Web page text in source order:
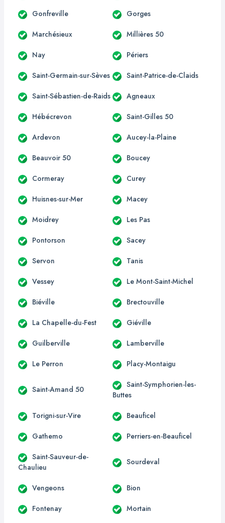
Gonfreville Gorges
Marchésieux Millières 50
Nay Périers
Saint-Germain-sur-Sèves Saint-Patrice-de-Claids
Saint-Sébastien-de-Raids Agneaux
Hébécrevon Saint-Gilles 50
Ardevon Aucey-la-Plaine
Beauvoir 50 Boucey
Cormeray Curey
Huisnes-sur-Mer Macey
Moidrey Les Pas
Pontorson Sacey
Servon Tanis
Vessey Le Mont-Saint-Michel
Biéville Brectouville
La Chapelle-du-Fest Giéville
Guilberville Lamberville
Le Perron Placy-Montaigu
Saint-Amand 50
Saint-Symphorien-les-
Buttes
Torigni-sur-Vire Beauficel
Gathemo Perriers-en-Beauficel
Saint-Sauveur-de-
Chaulieu
Sourdeval
Vengeons Bion
Fontenay Mortain